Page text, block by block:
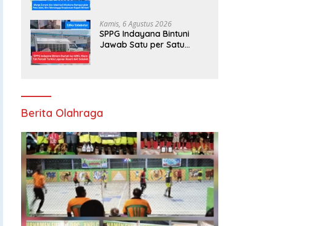
Kamis, 6 Agustus 2026
SPPG Indayana Bintuni
Jawab Satu per Satu
Berita Olahraga